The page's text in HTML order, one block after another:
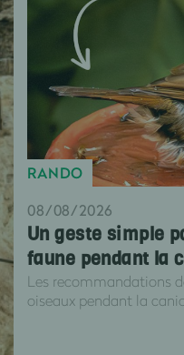
RANDO
08/08/2026
Un geste simple
faune pendant la
Les recommandations
oiseaux pendant la